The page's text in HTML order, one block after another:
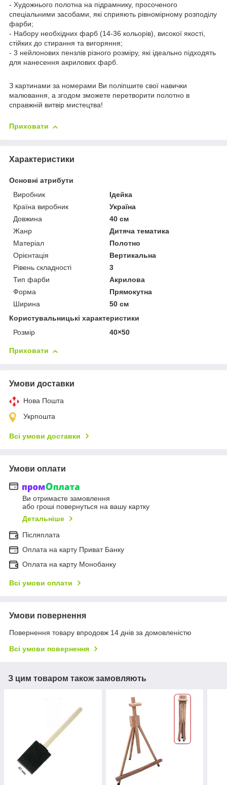
- Художнього полотна на підрамнику, просоченого
спеціальними засобами, які сприяють рівномірному розподілу
фарби;
- Набору необхідних фарб (14-36 кольорів), високої якості,
стійких до стирання та вигоряння;
- 3 нейлонових пензлів різного розміру, які ідеально підходять
для нанесення акрилових фарб.
З картинами за номерами Ви поліпшите свої навички
малювання, а згодом зможете перетворити полотно в
справжній витвір мистецтва!
Приховати
Характеристики
Основні атрибути
Виробник
Ідейка
Країна виробник
Україна
Довжина
40 см
Жанр
Дитяча тематика
Матеріал
Полотно
Орієнтація
Вертикальна
Рівень складності
3
Тип фарби
Акрилова
Форма
Прямокутна
Ширина
50 см
Користувальницькі характеристики
Розмір
40×50
Приховати
Умови доставки
Нова Пошта
Укрпошта
Всі умови доставки
Умови оплати
Ви отримаєте замовлення
або гроші повернуться на вашу картку
Детальніше
Післяплата
Оплата на карту Приват Банку
Оплата на карту Монобанку
Всі умови оплати
Умови повернення
Повернення товару впродовж 14 днів за домовленістю
Всі умови повернення
З цим товаром також замовляють